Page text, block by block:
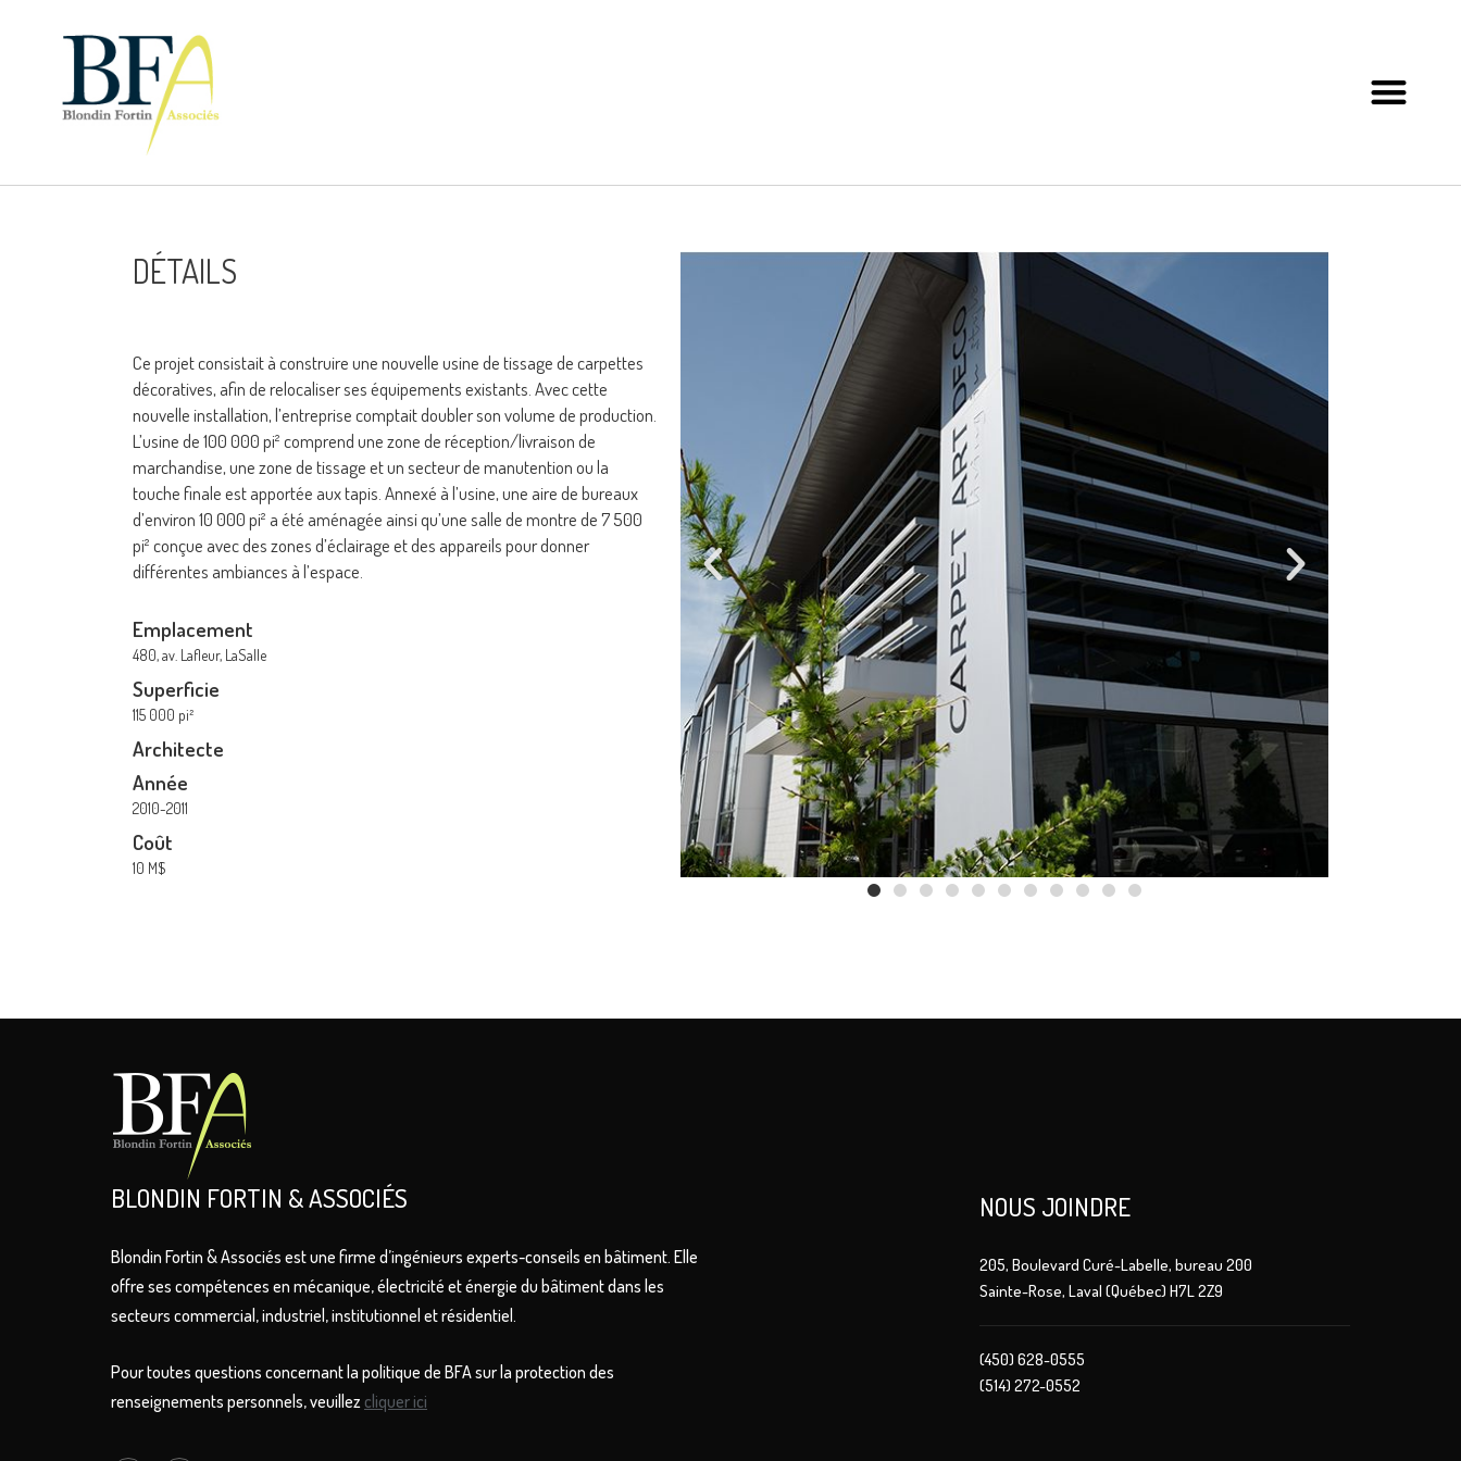
DÉTAILS
Ce projet consistait à construire une nouvelle usine de tissage de carpettes
décoratives, afin de relocaliser ses équipements existants. Avec cette
nouvelle installation, l’entreprise comptait doubler son volume de production.
L’usine de 100 000 pi² comprend une zone de réception/livraison de
marchandise, une zone de tissage et un secteur de manutention ou la
touche finale est apportée aux tapis. Annexé à l’usine, une aire de bureaux
d’environ 10 000 pi² a été aménagée ainsi qu’une salle de montre de 7 500
pi² conçue avec des zones d’éclairage et des appareils pour donner
différentes ambiances à l’espace.
Emplacement
480, av. Lafleur, LaSalle
Superficie
115 000 pi²
Architecte
Année
2010-2011
Coût
10 M$
BLONDIN FORTIN & ASSOCIÉS
Blondin Fortin & Associés est une firme d’ingénieurs experts-conseils en bâtiment. Elle
offre ses compétences en mécanique, électricité et énergie du bâtiment dans les
secteurs commercial, industriel, institutionnel et résidentiel.
Pour toutes questions concernant la politique de BFA sur la protection des
renseignements personnels, veuillez cliquer ici
NOUS JOINDRE
205, Boulevard Curé-Labelle, bureau 200
Sainte-Rose, Laval (Québec) H7L 2Z9
(450) 628-0555
(514) 272-0552